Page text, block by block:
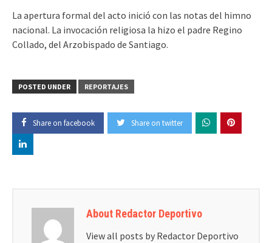
La apertura formal del acto inició con las notas del himno
nacional. La invocación religiosa la hizo el padre Regino
Collado, del Arzobispado de Santiago.
POSTED UNDER REPORTAJES
Share on facebook Share on twitter
About Redactor Deportivo
View all posts by Redactor Deportivo